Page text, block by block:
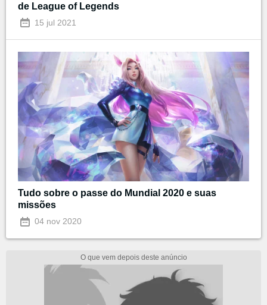
de League of Legends
15 jul 2021
Tudo sobre o passe do Mundial 2020 e suas
missões
04 nov 2020